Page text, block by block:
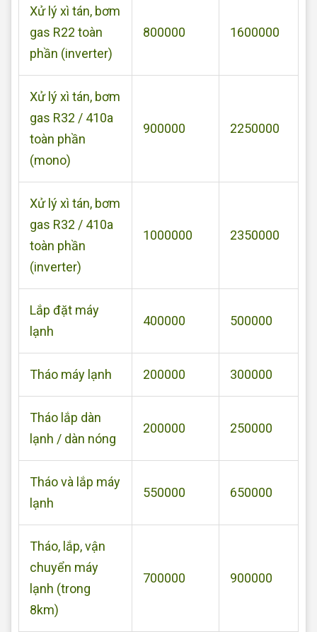
Xử lý xì tán, bơm
gas R22 toàn
phần (inverter)
800000 1600000
Xử lý xì tán, bơm
gas R32 / 410a
toàn phần
(mono)
900000 2250000
Xử lý xì tán, bơm
gas R32 / 410a
toàn phần
(inverter)
1000000 2350000
Lắp đặt máy
lạnh
400000 500000
Tháo máy lạnh 200000 300000
Tháo lắp dàn
lạnh / dàn nóng
200000 250000
Tháo và lắp máy
lạnh
550000 650000
Tháo, lắp, vận
chuyển máy
lạnh (trong
8km)
700000 900000